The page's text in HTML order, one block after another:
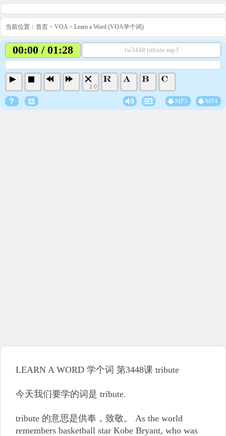
当前位置： 首页 > VOA> Learn a Word (VOA学个词)
00:00 / 01:28 lw3448 tribute.mp3
1.0
MP3 MP4
LEARN A WORD 学个词 第3448课 tribute
今天我们要学的词是 tribute.
tribute 的意思是供奉，致敬。 As the world
remembers basketball star Kobe Bryant, who was